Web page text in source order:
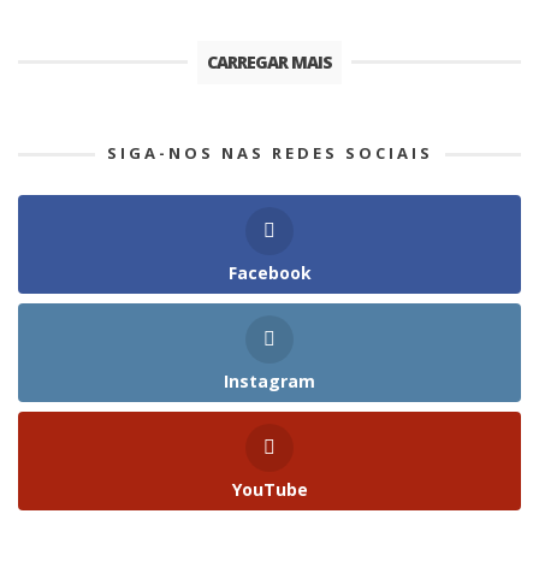
CARREGAR MAIS
SIGA-NOS NAS REDES SOCIAIS
Facebook
Instagram
YouTube